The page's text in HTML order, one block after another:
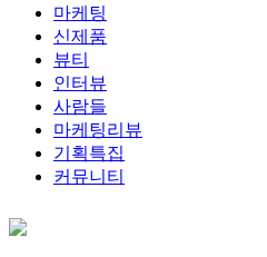
마케팅
신제품
뷰티
인터뷰
사람들
마케팅리뷰
기획특집
커뮤니티